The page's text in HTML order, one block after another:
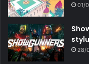
01/
28/